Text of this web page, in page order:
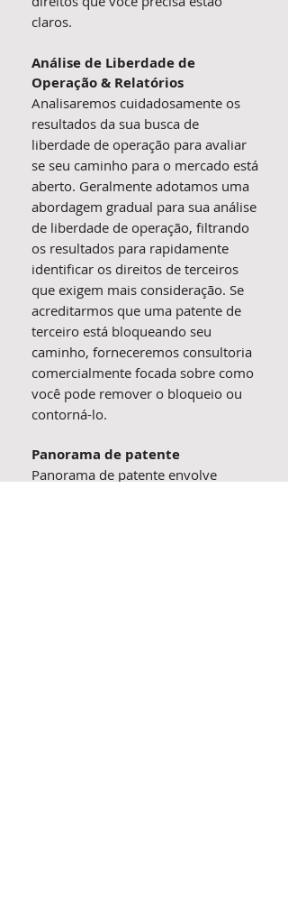
claros.
Análise de Liberdade de
Operação & Relatórios
Analisaremos cuidadosamente os
resultados da sua busca de
liberdade de operação para avaliar
se seu caminho para o mercado está
aberto. Geralmente adotamos uma
abordagem gradual para sua análise
de liberdade de operação, filtrando
os resultados para rapidamente
identificar os direitos de terceiros
que exigem mais consideração. Se
acreditarmos que uma patente de
terceiro está bloqueando seu
caminho, forneceremos consultoria
comercialmente focada sobre como
você pode remover o bloqueio ou
contorná-lo.
Panorama de patente
Panorama de patente envolve